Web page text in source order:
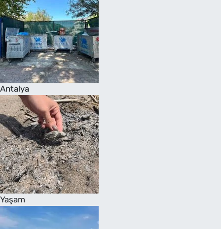
Antalya
Yaşam